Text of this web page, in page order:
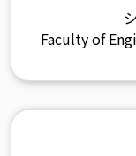
Faculty of